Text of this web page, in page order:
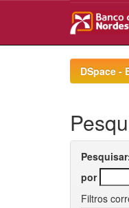
DSpace -
por
Filtros